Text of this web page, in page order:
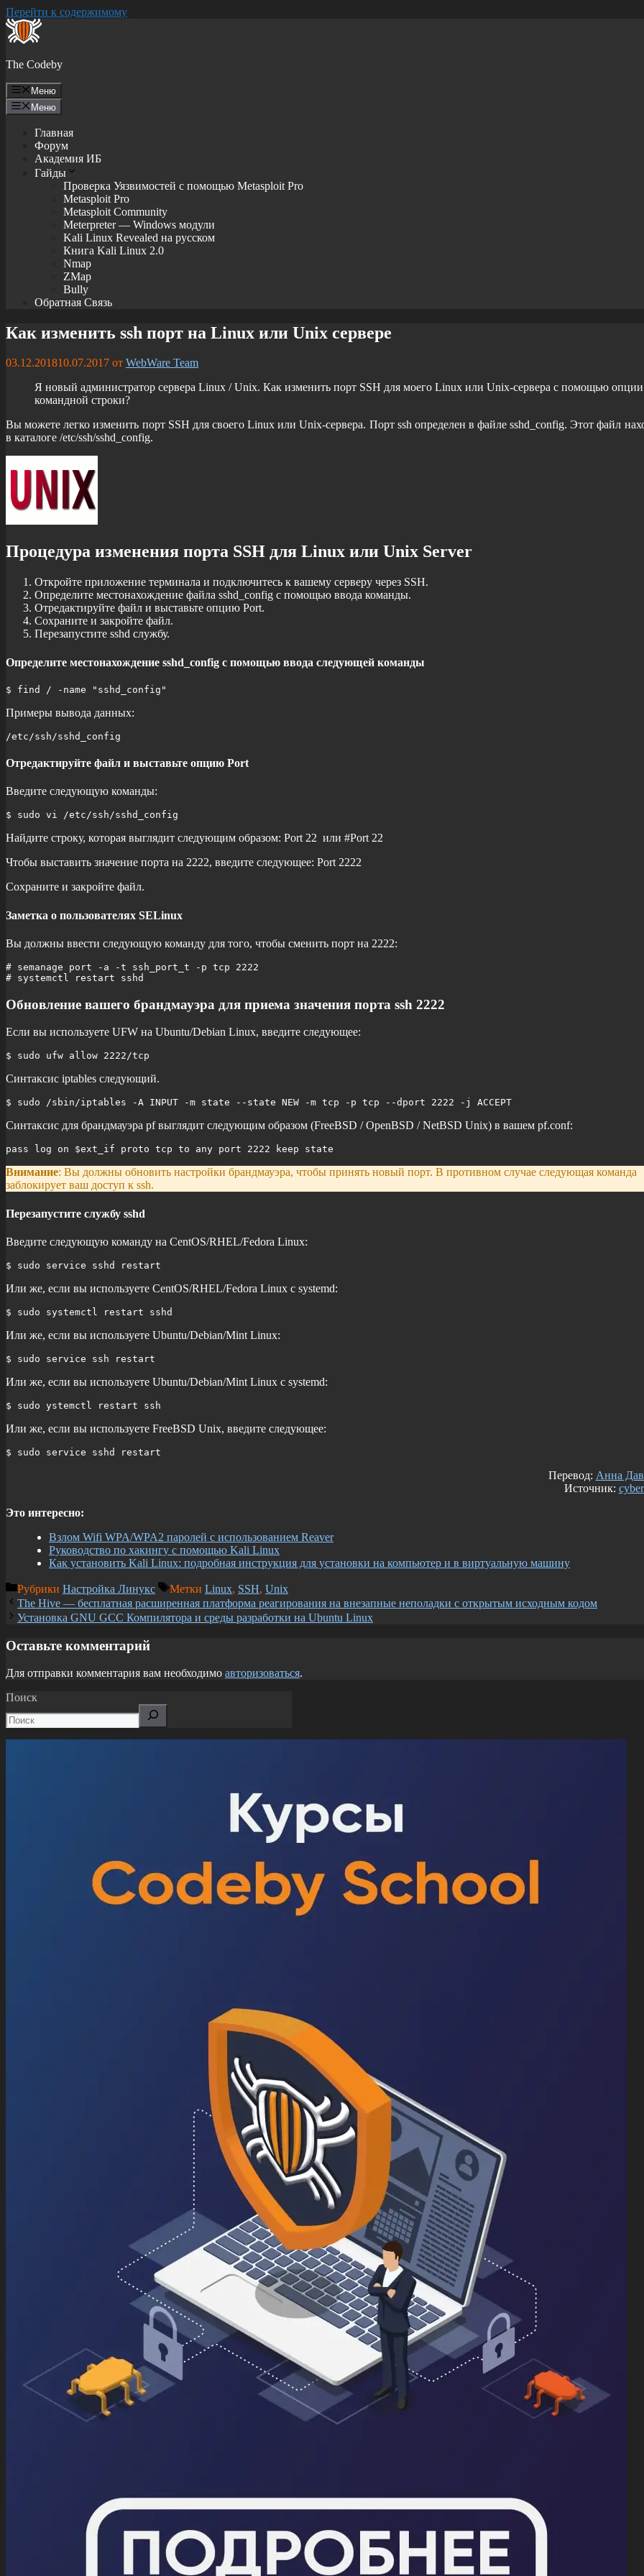
Перейти к содержимому
The Codeby
Меню
Меню
Главная
Форум
Академия ИБ
Гайды
Проверка Уязвимостей с помощью Metasploit Pro
Metasploit Pro
Metasploit Community
Meterpreter — Windows модули
Kali Linux Revealed на русском
Книга Kali Linux 2.0
Nmap
ZMap
Bully
Обратная Связь
Как изменить ssh порт на Linux или Unix сервере
03.12.201810.07.2017 от WebWare Team
Я новый администратор сервера Linux / Unix. Как изменить порт SSH для моего Linux или Unix-сервера с помощью опции
командной строки?
Вы можете легко изменить порт SSH для своего Linux или Unix-сервера. Порт ssh определен в файле sshd_config. Этот файл
в каталоге /etc/ssh/sshd_config.
Процедура изменения порта SSH для Linux или Unix Server
Откройте приложение терминала и подключитесь к вашему серверу через SSH.
Определите местонахождение файла sshd_config с помощью ввода команды.
Отредактируйте файл и выставьте опцию Port.
Сохраните и закройте файл.
Перезапустите sshd службу.
Определите местонахождение sshd_config с помощью ввода следующей команды
$ find / -name "sshd_config"
Примеры вывода данных:
/etc/ssh/sshd_config
Отредактируйте файл и выставьте опцию Port
Введите следующую команды:
$ sudo vi /etc/ssh/sshd_config
Найдите строку, которая выглядит следующим образом: Port 22 или #Port 22
Чтобы выставить значение порта на 2222, введите следующее: Port 2222
Сохраните и закройте файл.
Заметка о пользователях SELinux
Вы должны ввести следующую команду для того, чтобы сменить порт на 2222:
# semanage port -a -t ssh_port_t -p tcp 2222
# systemctl restart sshd
Обновление вашего брандмауэра для приема значения порта ssh 2222
Если вы используете UFW на Ubuntu/Debian Linux, введите следующее:
$ sudo ufw allow 2222/tcp
Синтаксис iptables следующий.
$ sudo /sbin/iptables -A INPUT -m state --state NEW -m tcp -p tcp --dport 2222 -j ACCEPT
Синтаксис для брандмауэра pf выглядит следующим образом (FreeBSD / OpenBSD / NetBSD Unix) в вашем pf.conf:
pass log on $ext_if proto tcp to any port 2222 keep state
Внимание: Вы должны обновить настройки брандмауэра, чтобы принять новый порт. В противном случае следующая команда
заблокирует ваш доступ к ssh.
Перезапустите службу sshd
Введите следующую команду на CentOS/RHEL/Fedora Linux:
$ sudo service sshd restart
Или же, если вы используете CentOS/RHEL/Fedora Linux с systemd:
$ sudo systemctl restart sshd
Или же, если вы используете Ubuntu/Debian/Mint Linux:
$ sudo service ssh restart
Или же, если вы используете Ubuntu/Debian/Mint Linux с systemd:
$ sudo ystemctl restart ssh
Или же, если вы используете FreeBSD Unix, введите следующее:
$ sudo service sshd restart
Перевод: Анна
Источник:
Это интересно:
Взлом Wifi WPA/WPA2 паролей с использованием Reaver
Руководство по хакингу с помощью Kali Linux
Как установить Kali Linux: подробная инструкция для установки на компьютер и в виртуальную машину
Рубрики Настройка Линукс Метки Linux, SSH, Unix
The Hive — бесплатная расширенная платформа реагирования на внезапные неполадки с открытым исходным кодом
Установка GNU GCC Компилятора и среды разработки на Ubuntu Linux
Оставьте комментарий
Для отправки комментария вам необходимо авторизоваться.
Поиск